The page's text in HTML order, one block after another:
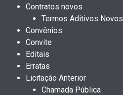
Contratos novos
Termos Aditivos Novos
Convênios
Convite
Editais
Erratas
Licitação Anterior
Chamada Pública